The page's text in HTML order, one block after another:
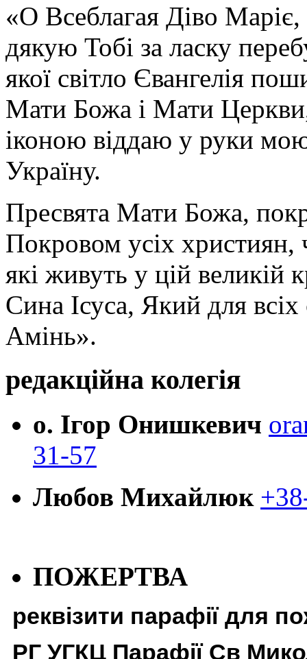
«О Всеблагая Діво
дякую Тобі за ласку
якої світло Євангелія
Мати Божа і Мати
іконою віддаю у руки
Україну.
Пресвята Мати Божа,
Покровом усіх християн,
які живуть у цій великій
Сина Ісуса, Який для
Амінь».
редакційна колегія
о. Ігор Онишкевич
31-57
Любов Михайлюк
ПОЖЕРТВА
реквізити парафії для
РГ УГКЦ Парафії Св